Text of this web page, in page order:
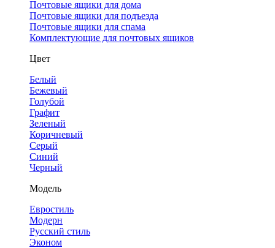
Почтовые ящики для дома
Почтовые ящики для подъезда
Почтовые ящики для спама
Комплектующие для почтовых ящиков
Цвет
Белый
Бежевый
Голубой
Графит
Зеленый
Коричневый
Серый
Синий
Черный
Модель
Евростиль
Модерн
Русский стиль
Эконом